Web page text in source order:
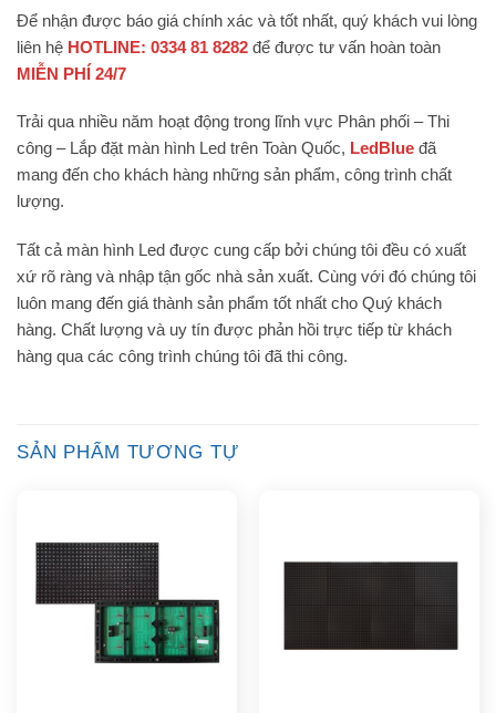
Để nhận được báo giá chính xác và tốt nhất, quý khách vui lòng
liên hệ HOTLINE: 0334 81 8282 để được tư vấn hoàn toàn
MIỄN PHÍ 24/7
Trải qua nhiều năm hoạt động trong lĩnh vực Phân phối – Thi
công – Lắp đặt màn hình Led trên Toàn Quốc, LedBlue đã
mang đến cho khách hàng những sản phẩm, công trình chất
lượng.
Tất cả màn hình Led được cung cấp bởi chúng tôi đều có xuất
xứ rõ ràng và nhập tận gốc nhà sản xuất. Cùng với đó chúng tôi
luôn mang đến giá thành sản phẩm tốt nhất cho Quý khách
hàng. Chất lượng và uy tín được phản hồi trực tiếp từ khách
hàng qua các công trình chúng tôi đã thi công.
SẢN PHẨM TƯƠNG TỰ